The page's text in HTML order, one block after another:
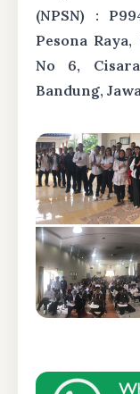
(NPSN) :
Pesona
No 6,
Bandung,